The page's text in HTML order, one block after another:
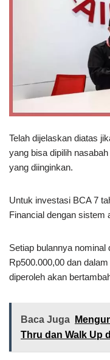
Telah dijelaskan diatas
yang bisa dipilih
yang diinginkan.
Untuk investasi BCA 7
Financial dengan sistem
Setiap bulannya
Rp500.000,00 dan
diperoleh akan
Baca Juga
Thru dan Walk Up